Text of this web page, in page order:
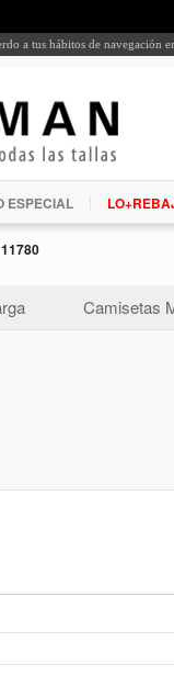
a tus hábitos de
ESPECIAL
Camisetas